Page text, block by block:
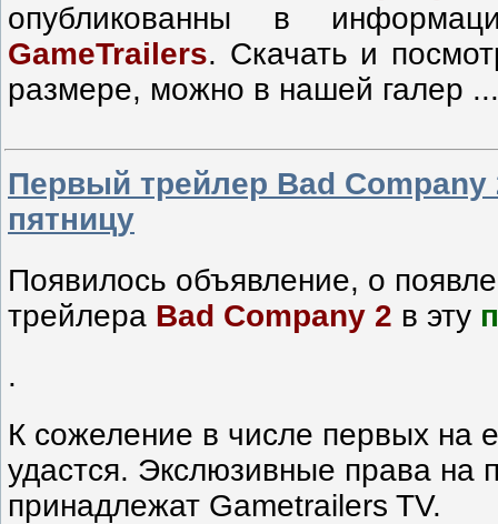
опубликованны в
GameTrailers. Скачать и
размере, можно в нашей галер
Первый трейлер Bad
пятницу
Появилось объявление, о
трейлера Bad Company 2 в эту
.
К сожеление в числе первых на
удастся. Экслюзивные права на
принадлежат Gametrailers TV.